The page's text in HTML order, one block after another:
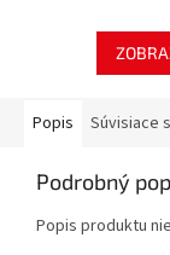
Popis Súvisiace
Podrobný
Popis produktu